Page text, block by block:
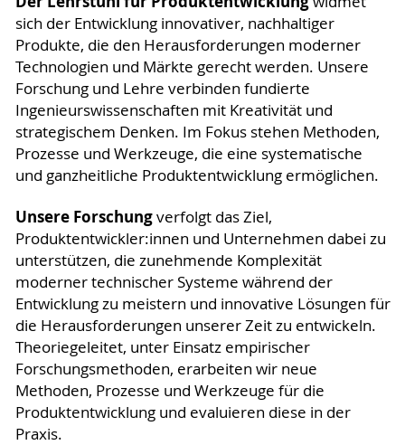
sich der Entwicklung innovativer, nachhaltiger
Produkte, die den Herausforderungen moderner
Technologien und Märkte gerecht werden. Unsere
Forschung und Lehre verbinden fundierte
Ingenieurswissenschaften mit Kreativität und
strategischem Denken. Im Fokus stehen Methoden,
Prozesse und Werkzeuge, die eine systematische
und ganzheitliche Produktentwicklung ermöglichen.
Unsere Forschungverfolgt das Ziel,
Produktentwickler:innen und Unternehmen dabei zu
unterstützen, die zunehmende Komplexität
moderner technischer Systeme während der
Entwicklung zu meistern und innovative Lösungen für
die Herausforderungen unserer Zeit zu entwickeln.
Theoriegeleitet, unter Einsatz empirischer
Forschungsmethoden, erarbeiten wir neue
Methoden, Prozesse und Werkzeuge für die
Produktentwicklung und evaluieren diese in der
Praxis.